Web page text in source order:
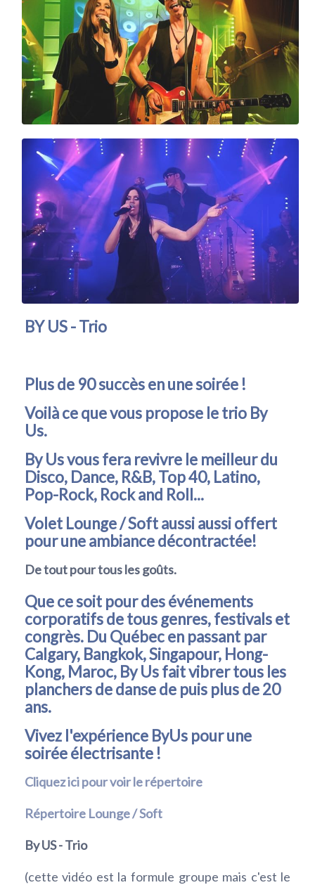
BY US - Trio
Plus de 90 succès en une soirée !
Voilà ce que vous propose le trio By
Us.
By Us vous fera revivre le meilleur du
Disco, Dance, R&B, Top 40, Latino,
Pop-Rock, Rock and Roll...
Volet Lounge / Soft aussi aussi offert
pour une ambiance décontractée!
De tout pour tous les goûts.
Que ce soit pour des événements
corporatifs de tous genres, festivals et
congrès. Du Québec en passant par
Calgary, Bangkok, Singapour, Hong-
Kong, Maroc, By Us fait vibrer tous les
planchers de danse de puis plus de 20
ans.
Vivez l'expérience ByUs pour une
soirée électrisante !
Cliquez ici pour voir le répertoire
Répertoire Lounge / Soft
By US - Trio
(cette vidéo est la formule groupe mais c'est le